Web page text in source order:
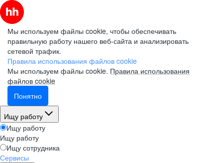
Мы используем файлы cookie, чтобы обеспечивать
правильную работу нашего веб-сайта и анализировать
сетевой трафик.
Правила использования файлов cookie
Мы используем файлы cookie. Правила использования
файлов cookie
Понятно
Ищу работу
Ищу работу
Ищу работу
Ищу сотрудника
Сервисы